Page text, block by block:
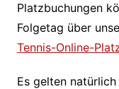
Platzbuchungen
Folgetag über
Tennis-Online-
Es gelten